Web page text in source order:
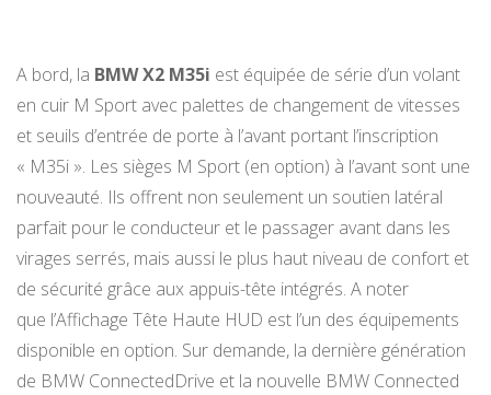
A bord, la BMW X2 M35i est équipée de série d’un volant
en cuir M Sport avec palettes de changement de vitesses
et seuils d’entrée de porte à l’avant portant l’inscription
« M35i ». Les sièges M Sport (en option) à l’avant sont une
nouveauté. Ils offrent non seulement un soutien latéral
parfait pour le conducteur et le passager avant dans les
virages serrés, mais aussi le plus haut niveau de confort et
de sécurité grâce aux appuis-tête intégrés. A noter
que l’Affichage Tête Haute HUD est l’un des équipements
disponible en option. Sur demande, la dernière génération
de BMW ConnectedDrive et la nouvelle BMW Connected